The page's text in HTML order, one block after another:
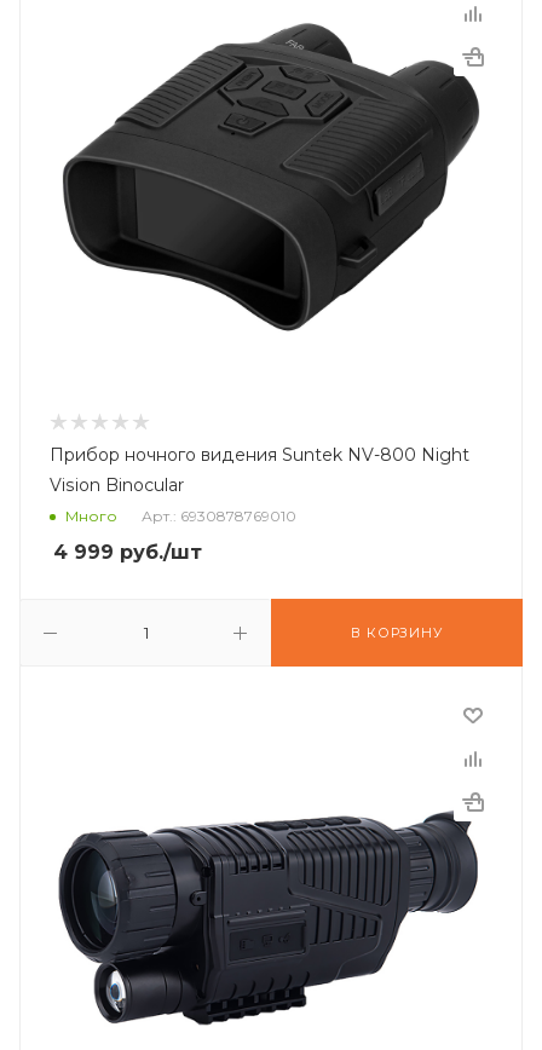
Прибор ночного видения Suntek NV-800 Night
Vision Binocular
Много Арт.: 6930878769010
4 999 руб./шт
В КОРЗИНУ